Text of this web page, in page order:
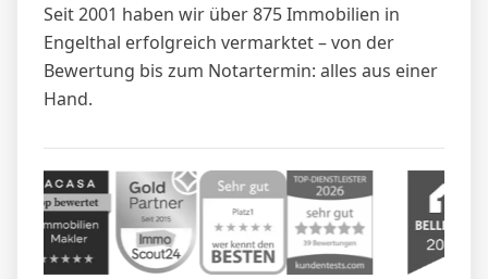
Seit 2001 haben wir über 875 Immobilien in
Engelthal erfolgreich vermarktet – von der
Bewertung bis zum Notartermin: alles aus einer
Hand.